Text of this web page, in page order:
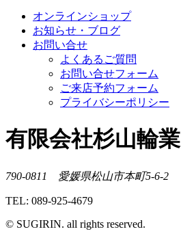
オンラインショップ
お知らせ・ブログ
お問い合せ
よくあるご質問
お問い合せフォーム
ご来店予約フォーム
プライバシーポリシー
有限会社杉山輪業
790-0811 愛媛県松山市本町5-6-2
TEL: 089-925-4679
© SUGIRIN. all rights reserved.